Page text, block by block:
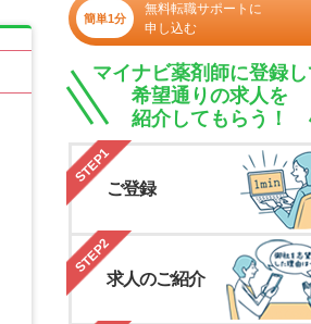
簡単1分
無料転職サポートに
申し込む
マイナビ薬剤師に登録し
希望通りの求人を
紹介してもらう！
STEP1
ご登録
STEP2
求人のご紹介